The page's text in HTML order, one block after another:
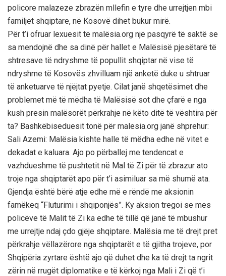
policore malazeze zbrazën mllefin e tyre dhe urrejtjen mbi
familjet shqiptare, në Kosovë dihet bukur mirë.
Për t’i ofruar lexuesit të malësia.org një pasqyrë të saktë se
sa mendojnë dhe sa dinë për hallet e Malësisë pjesëtarë të
shtresave të ndryshme të popullit shqiptar në vise të
ndryshme të Kosovës zhvilluam një anketë duke u shtruar
të anketuarve të njëjtat pyetje. Cilat janë shqetësimet dhe
problemet më të mëdha të Malësisë sot dhe çfarë e nga
kush presin malësorët përkrahje në këto ditë të vështira për
ta? Bashkëbiseduesit tonë për malesia.org janë shprehur:
Sali Azemi: Malësia kishte halle të mëdha edhe në vitet e
dekadat e kaluara. Ajo po përballej me tendencat e
vazhdueshme të pushtetit në Mal të Zi për të zbrazur ato
troje nga shqiptarët apo për t’i asimiluar sa më shumë ata.
Gjendja është bërë atje edhe më e rëndë me aksionin
famëkeq “Fluturimi i shqiponjës”. Ky aksion tregoi se mes
policëve të Malit të Zi ka edhe të tillë që janë të mbushur
me urrejtje ndaj çdo gjëje shqiptare. Malësia me të drejt pret
përkrahje vëllazërore nga shqiptarët e të gjitha trojeve, por
Shqipëria zyrtare është ajo që duhet dhe ka të drejt ta ngrit
zërin në rrugët diplomatike e të kërkoj nga Mali i Zi që t’i